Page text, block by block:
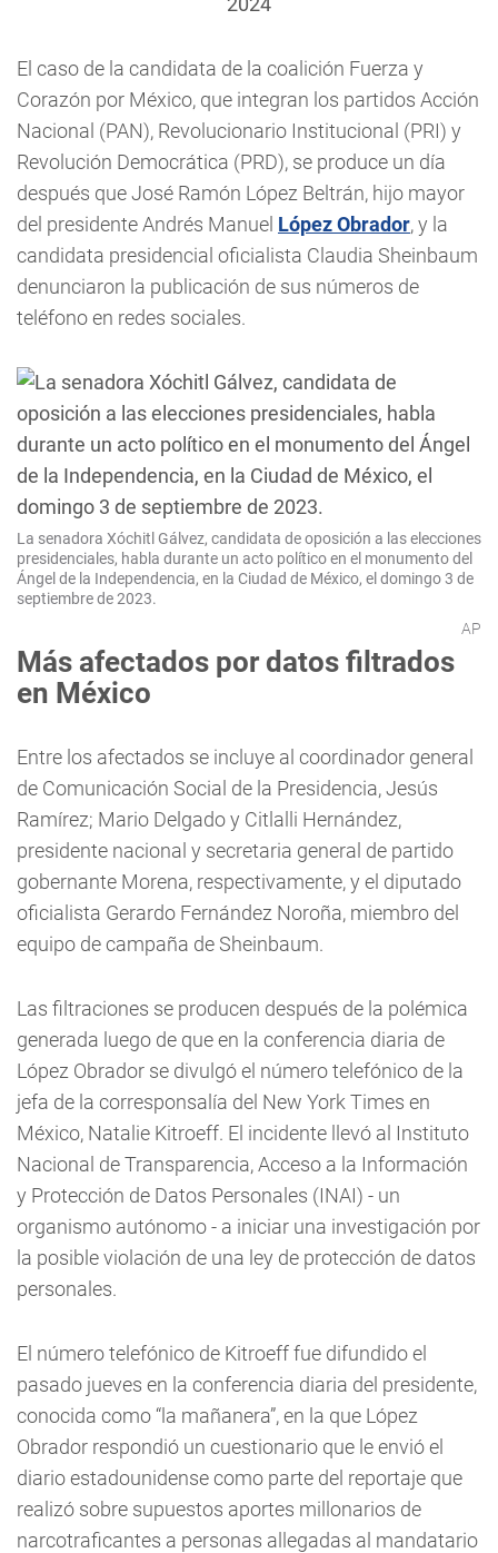
El caso de la candidata de la coalición Fuerza y
Corazón por México, que integran los partidos Acción
Nacional (PAN), Revolucionario Institucional (PRI) y
Revolución Democrática (PRD), se produce un día
después que José Ramón López Beltrán, hijo mayor
del presidente Andrés Manuel López Obrador, y la
candidata presidencial oficialista Claudia Sheinbaum
denunciaron la publicación de sus números de
teléfono en redes sociales.
La senadora Xóchitl Gálvez, candidata de oposición a las elecciones
presidenciales, habla durante un acto político en el monumento del
Ángel de la Independencia, en la Ciudad de México, el domingo 3 de
septiembre de 2023.
AP
Más afectados por datos filtrados
en México
Entre los afectados se incluye al coordinador general
de Comunicación Social de la Presidencia, Jesús
Ramírez; Mario Delgado y Citlalli Hernández,
presidente nacional y secretaria general de partido
gobernante Morena, respectivamente, y el diputado
oficialista Gerardo Fernández Noroña, miembro del
equipo de campaña de Sheinbaum.
Las filtraciones se producen después de la polémica
generada luego de que en la conferencia diaria de
López Obrador se divulgó el número telefónico de la
jefa de la corresponsalía del New York Times en
México, Natalie Kitroeff. El incidente llevó al Instituto
Nacional de Transparencia, Acceso a la Información
y Protección de Datos Personales (INAI) - un
organismo autónomo - a iniciar una investigación por
la posible violación de una ley de protección de datos
personales.
El número telefónico de Kitroeff fue difundido el
pasado jueves en la conferencia diaria del presidente,
conocida como “la mañanera”, en la que López
Obrador respondió un cuestionario que le envió el
diario estadounidense como parte del reportaje que
realizó sobre supuestos aportes millonarios de
narcotraficantes a personas allegadas al mandatario